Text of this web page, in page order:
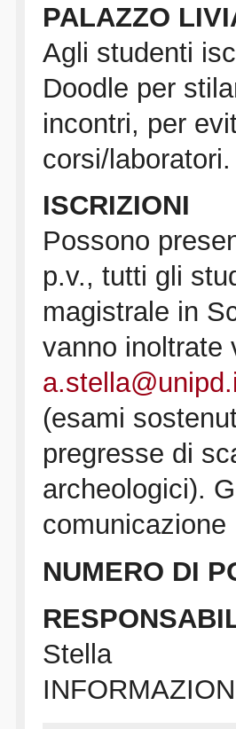
PALAZZO
Agli studenti
Doodle per
incontri, per
corsi/laboratori.
ISCRIZIONI
Possono
p.v., tutti gli
magistrale in
vanno inoltrate
(esami
pregresse di
archeologici).
NUMERO DI
Stella